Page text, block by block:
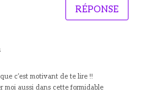
RÉPONSE
que c’est motivant de te lire !!
moi aussi dans cette formidable